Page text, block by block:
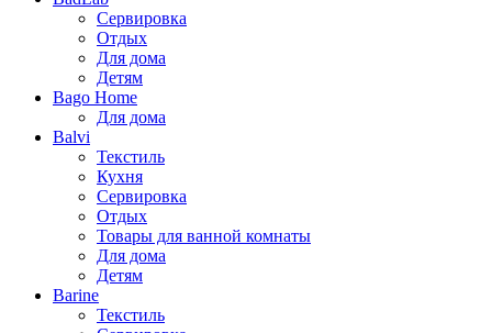
Сервировка
Отдых
Для дома
Детям
Bago Home
Для дома
Balvi
Текстиль
Кухня
Сервировка
Отдых
Товары для ванной комнаты
Для дома
Детям
Barine
Текстиль